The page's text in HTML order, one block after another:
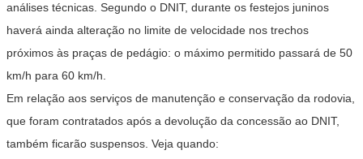
análises técnicas. Segundo o DNIT, durante os festejos juninos
haverá ainda alteração no limite de velocidade nos trechos
próximos às praças de pedágio: o máximo permitido passará de 50
km/h para 60 km/h.
Em relação aos serviços de manutenção e conservação da rodovia,
que foram contratados após a devolução da concessão ao DNIT,
também ficarão suspensos. Veja quando: